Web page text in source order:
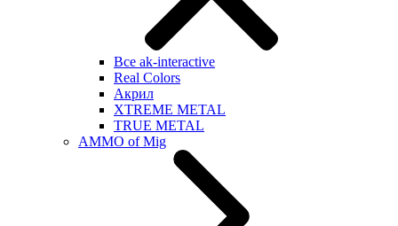
Все ak-interactive
Real Colors
Акрил
XTREME METAL
TRUE METAL
AMMO of Mig